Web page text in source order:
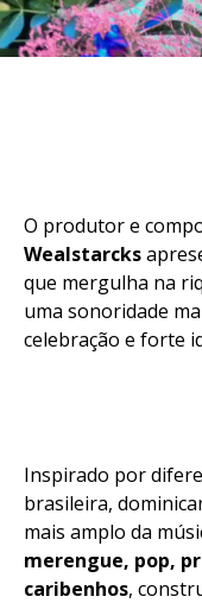
O produtor e
Wealstarcks
que mergulha na
uma sonoridade
celebração e forte
Inspirado por
brasileira,
mais amplo da
merengue, pop,
caribenhos,